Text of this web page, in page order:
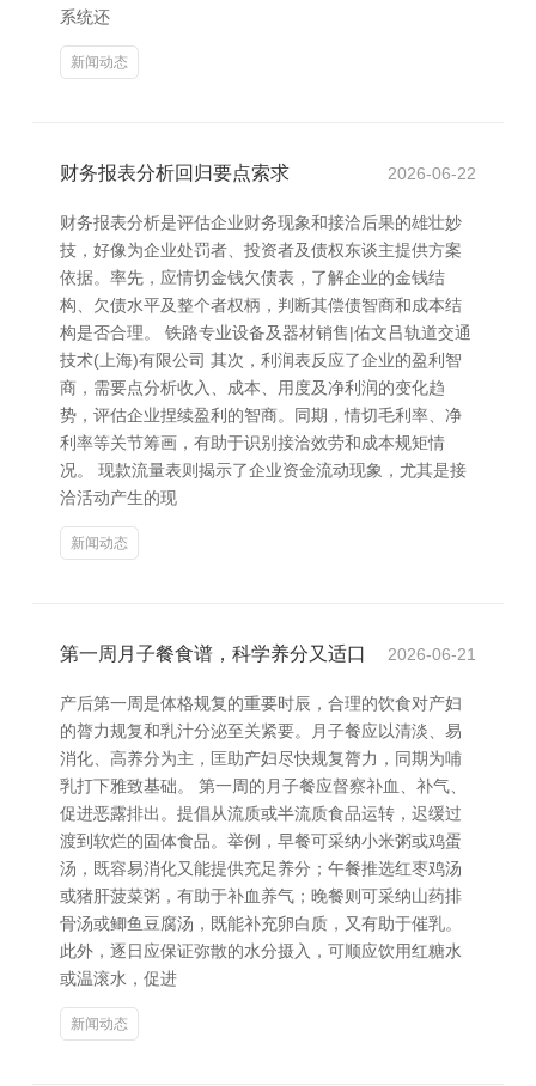
系统还
新闻动态
财务报表分析回归要点索求 2026-06-22
财务报表分析是评估企业财务现象和接洽后果的雄壮妙
技，好像为企业处罚者、投资者及债权东谈主提供方案
依据。率先，应情切金钱欠债表，了解企业的金钱结
构、欠债水平及整个者权柄，判断其偿债智商和成本结
构是否合理。 铁路专业设备及器材销售|佑文吕轨道交通
技术(上海)有限公司 其次，利润表反应了企业的盈利智
商，需要点分析收入、成本、用度及净利润的变化趋
势，评估企业捏续盈利的智商。同期，情切毛利率、净
利率等关节筹画，有助于识别接洽效劳和成本规矩情
况。 现款流量表则揭示了企业资金流动现象，尤其是接
洽活动产生的现
新闻动态
第一周月子餐食谱，科学养分又适口 2026-06-21
产后第一周是体格规复的重要时辰，合理的饮食对产妇
的膂力规复和乳汁分泌至关紧要。月子餐应以清淡、易
消化、高养分为主，匡助产妇尽快规复膂力，同期为哺
乳打下雅致基础。 第一周的月子餐应督察补血、补气、
促进恶露排出。提倡从流质或半流质食品运转，迟缓过
渡到软烂的固体食品。举例，早餐可采纳小米粥或鸡蛋
汤，既容易消化又能提供充足养分；午餐推选红枣鸡汤
或猪肝菠菜粥，有助于补血养气；晚餐则可采纳山药排
骨汤或鲫鱼豆腐汤，既能补充卵白质，又有助于催乳。
此外，逐日应保证弥散的水分摄入，可顺应饮用红糖水
或温滚水，促进
新闻动态